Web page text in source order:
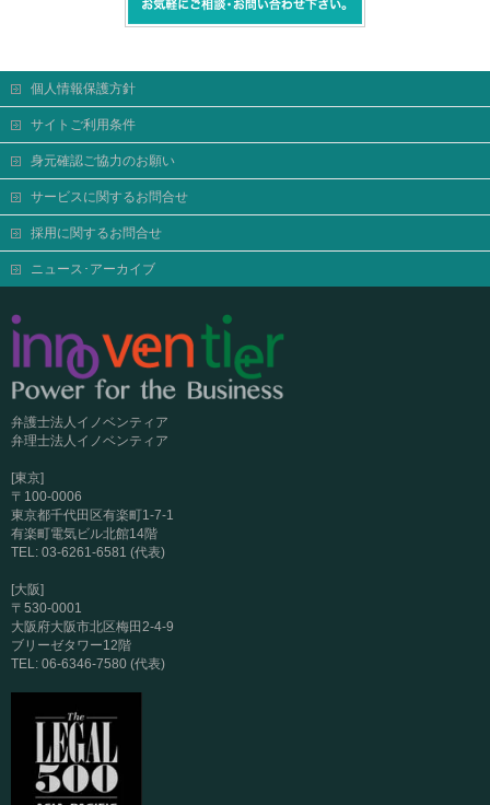
個人情報保護方針
サイトご利用条件
身元確認ご協力のお願い
サービスに関するお問合せ
採用に関するお問合せ
ニュース･アーカイブ
弁護士法人イノベンティア
弁理士法人イノベンティア
[東京]
〒100-0006
東京都千代田区有楽町1-7-1
有楽町電気ビル北館14階
TEL: 03-6261-6581 (代表)
[大阪]
〒530-0001
大阪府大阪市北区梅田2-4-9
ブリーゼタワー12階
TEL: 06-6346-7580 (代表)